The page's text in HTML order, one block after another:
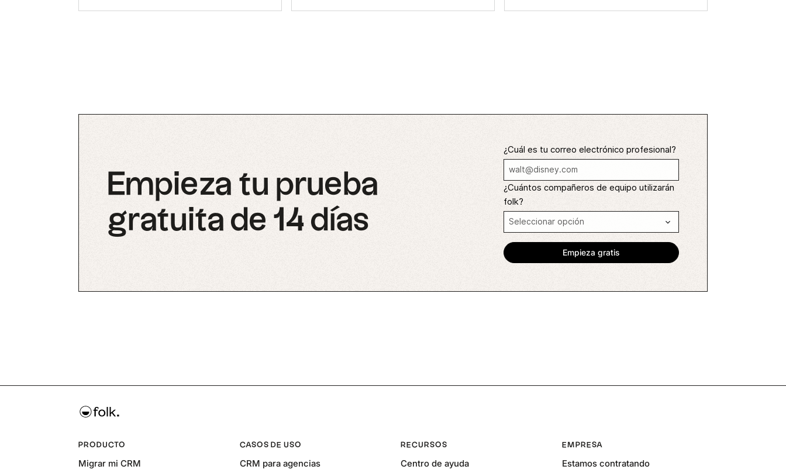
Empieza tu prueba
gratuita de 14 días
¿Cuál es tu correo electrónico profesional?
¿Cuántos compañeros de equipo utilizarán
folk?
PRODUCTO
Migrar mi CRM
CASOS DE USO
CRM para agencias
RECURSOS
Centro de ayuda
EMPRESA
Estamos contratando